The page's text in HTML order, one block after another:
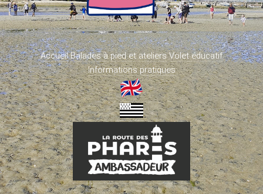
Accueil Balades à pied et ateliers Volet éducatif
Informations pratiques